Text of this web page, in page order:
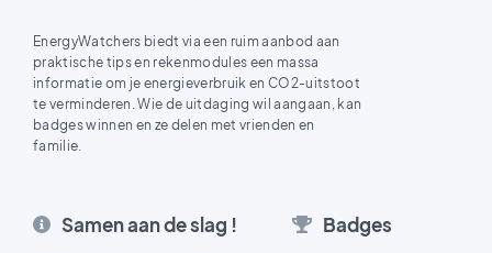
EnergyWatchers biedt via een ruim aanbod aan
praktische tips en rekenmodules een massa
informatie om je energieverbruik en CO2-uitstoot
te verminderen. Wie de uitdaging wil aangaan, kan
badges winnen en ze delen met vrienden en
familie.
Samen aan de slag !
Badges